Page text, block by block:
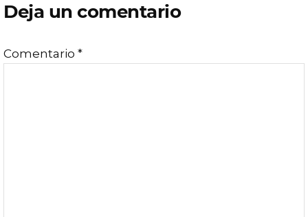
con
los
Deja un comentario
Comentario *